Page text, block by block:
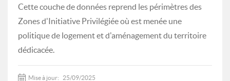
Cette couche de données reprend les périmètres des
Zones d'Initiative Privilégiée où est menée une
politique de logement et d'aménagement du territoire
dédicacée.
Mise à jour: 25/09/2025